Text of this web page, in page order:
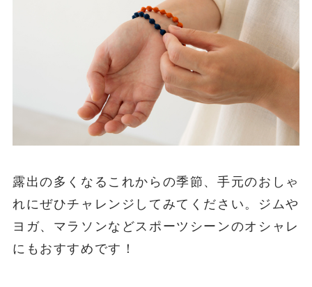
露出の多くなるこれからの季節、手元のおしゃ
れにぜひチャレンジしてみてください。ジムや
ヨガ、マラソンなどスポーツシーンのオシャレ
にもおすすめです！